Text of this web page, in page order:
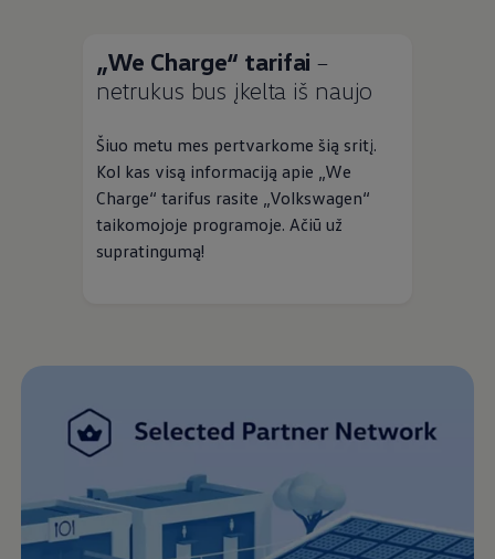
„We Charge“ tarifai –
netrukus bus įkelta iš naujo
Šiuo metu mes pertvarkome šią sritį.
Kol kas visą informaciją apie „We
Charge“ tarifus rasite Volkswagen“
taikomojoje programoje. Ačiū už
supratingumą!